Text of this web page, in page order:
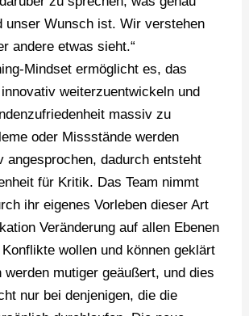
unser Wunsch ist. Wir verstehen
andere etwas sieht.“
Mindset ermöglicht es, das
weiterzuentwickeln und
massiv zu
oder Missstände werden
angesprochen, dadurch entsteht
für Kritik. Das Team nimmt
ihr eigenes Vorleben dieser Art
Veränderung auf allen Ebenen
wollen und können geklärt
werden mutiger geäußert, und dies
nur bei denjenigen, die die